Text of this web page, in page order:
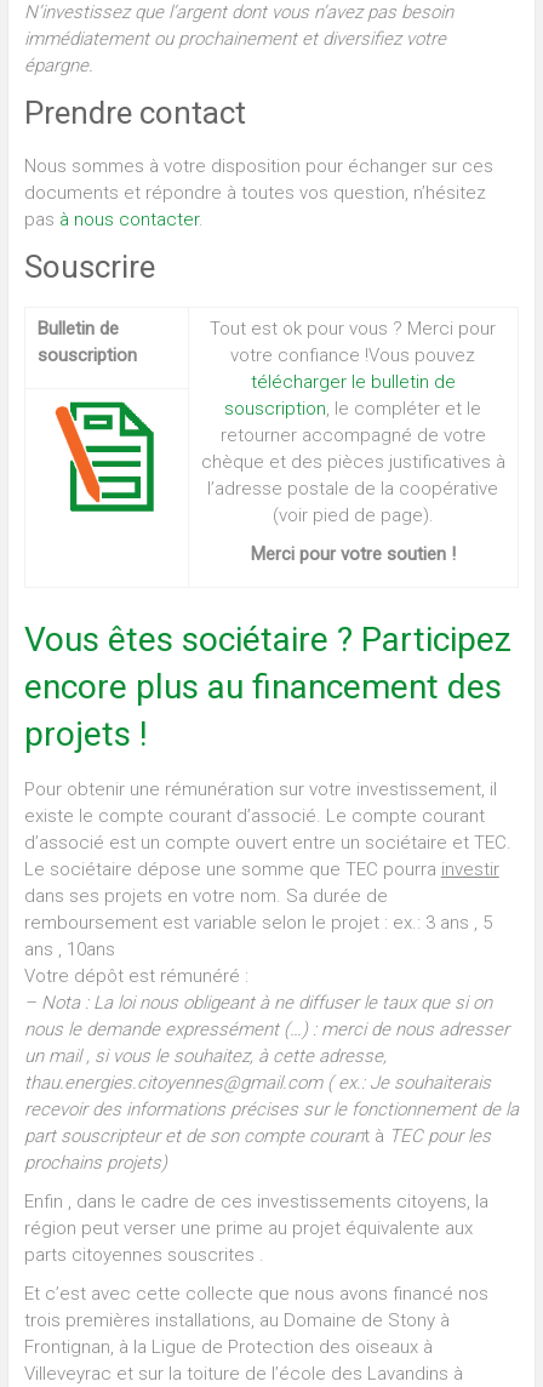
N’investissez que l’argent dont vous n’avez pas besoin
immédiatement ou prochainement et diversifiez votre
épargne.
Prendre contact
Nous sommes à votre disposition pour échanger sur ces
documents et répondre à toutes vos question, n’hésitez
pas à nous contacter.
Souscrire
Bulletin de
souscription
Tout est ok pour vous ? Merci pour
votre confiance !Vous pouvez
télécharger le bulletin de
souscription, le compléter et le
retourner accompagné de votre
chèque et des pièces justificatives à
l’adresse postale de la coopérative
(voir pied de page).
Merci pour votre soutien !
Vous êtes sociétaire ? Participez
encore plus au financement des
projets !
Pour obtenir une rémunération sur votre investissement, il
existe le compte courant d’associé. Le compte courant
d’associé est un compte ouvert entre un sociétaire et TEC.
Le sociétaire dépose une somme que TEC pourra investir
dans ses projets en votre nom. Sa durée de
remboursement est variable selon le projet : ex.: 3 ans , 5
ans , 10ans
Votre dépôt est rémunéré :
– Nota : La loi nous obligeant à ne diffuser letaux que si on
nous le demande expressément (…) : merci de nous adresser
un mail , si vous le souhaitez, à cette adresse,
thau.energies.citoyennes@gmail.com ( ex.: Je souhaiterais
recevoir des informations précises sur le fonctionnement de la
part souscripteur et de son compte courant à TEC pour les
prochains projets)
Enfin , dans le cadre de ces investissements citoyens, la
région peut verser une prime au projet équivalente aux
parts citoyennes souscrites .
Et c’est avec cette collecte que nous avons financé nos
trois premières installations, au Domaine de Stony à
Frontignan, à la Ligue de Protection des oiseaux à
Villeveyrac et sur la toiture de l’école des Lavandins à